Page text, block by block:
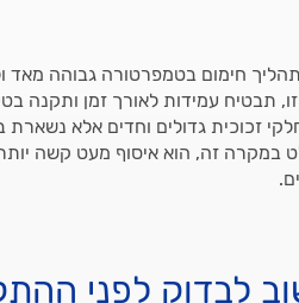
חימום בטמפרטורה גבוהה מאד
תבטיח עמידות לאורך זמן ותקנה
זכוכית גדולים וחדים אלא נשארת
במקרה זה, הוא איסוף מעט קשה
לבדוק לפני